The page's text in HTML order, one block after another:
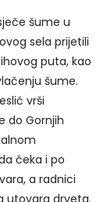
šume u
sela prijetili
puta, kao
šume.
vrši
do Gornjih
čeka i po
a radnici